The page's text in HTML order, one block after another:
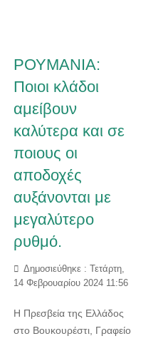
ΡΟΥΜΑΝΙΑ:
Ποιοι κλάδοι
αμείβουν
καλύτερα και σε
ποιους οι
αποδοχές
αυξάνονται με
μεγαλύτερο
ρυθμό.
Δημοσιεύθηκε : Τετάρτη,
14 Φεβρουαρίου 2024 11:56
Η Πρεσβεία της Ελλάδος
στο Βουκουρέστι, Γραφείο